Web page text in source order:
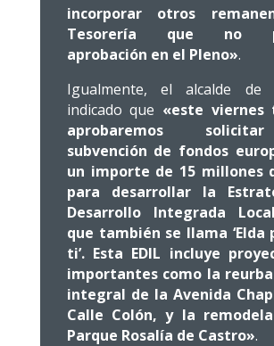
incorporar otros
Tesorería que no
aprobación en el Pleno».
Igualmente, el alcalde de
indicado que «este viernes
aprobaremos
subvención de fondos
un importe de 15 millones
para desarrollar la
Desarrollo Integrada
que también se llama ‘Elda
ti’. Esta EDIL incluye
importantes como la
integral de la Avenida
Calle Colón, y la
Parque Rosalía de Castro».